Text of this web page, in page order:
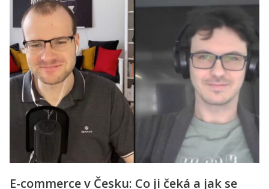
E-commerce v Česku: Co ji čeká a jak se